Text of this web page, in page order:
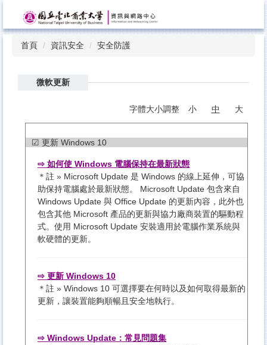
主
首頁 資訊安全 安全防護
微軟更新
字體大小調整 小 中 大
☑ 更新 Windows 10
⇨ 如何使 Windows 電腦保持在最新狀態
＊註 » Microsoft Update 是 Windows 的線上延伸，可協
助保持電腦處於最新狀態。 Microsoft Update 包含來自
Windows Update 與 Office Update 的更新內容，此外也
包含其他 Microsoft 產品的更新與協力廠商裝置的驅動程
式。使用 Microsoft Update 安裝適用於電腦作業系統與
軟硬體的更新。
⇨ 更新 Windows 10
＊註 » Windows 10 可選擇要在何時以及如何取得最新的
更新，讓裝置能夠順暢且安全地執行。
⇨ Windows Update：常見問題集